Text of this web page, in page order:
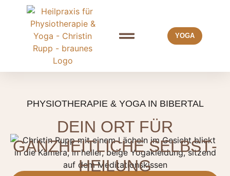
YOGA
PHYSIOTHERAPIE & YOGA IN BIBERTAL
DEIN ORT FÜR
GANZ­HEITLICHE SELBST­
HEILUNG